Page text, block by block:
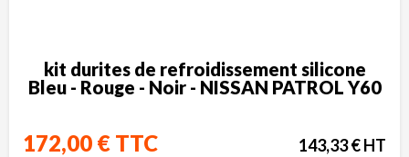
kit durites de refroidissement silicone
Bleu - Rouge - Noir - NISSAN PATROL Y60
172,00 € TTC 143,33 € HT